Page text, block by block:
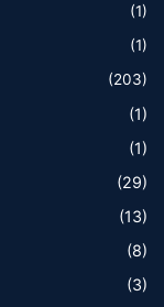
(1)
(1)
(203)
(1)
(1)
(29)
(13)
(8)
(3)